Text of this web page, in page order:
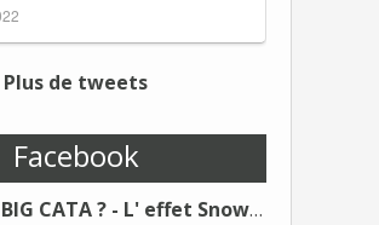
Plus de tweets
Facebook
Big data ou BIG CATA ? - L' effet Snowden - Editions Kawa - Un Éditeur différent !